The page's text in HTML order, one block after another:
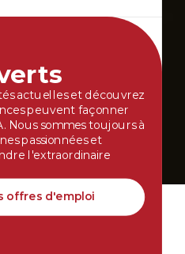
actuelles et découvrez
peuvent façonner
Nous sommes toujours à
passionnées et
l'extraordinaire
offres d'emploi